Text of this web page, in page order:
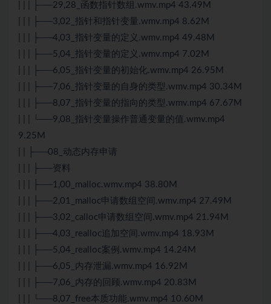
| | | ├──29,28_函数指针数组.wmv.mp4 43.49M
| | | ├──3,02_指针和指针变量.wmv.mp4 8.62M
| | | ├──4,03_指针变量的定义.wmv.mp4 49.48M
| | | ├──5,04_指针变量的定义.wmv.mp4 7.02M
| | | ├──6,05_指针变量的初始化.wmv.mp4 26.95M
| | | ├──7,06_指针变量的自身的类型.wmv.mp4 30.34M
| | | ├──8,07_指针变量的指向的类型.wmv.mp4 67.67M
| | | └──9,08_指针变量操作普通变量的值.wmv.mp4
9.25M
| | ├──08_动态内存申请
| | | ├──资料
| | | ├──1,00_malloc.wmv.mp4 38.80M
| | | ├──2,01_malloc申请数组空间.wmv.mp4 27.49M
| | | ├──3,02_calloc申请数组空间.wmv.mp4 21.94M
| | | ├──4,03_realloc追加空间.wmv.mp4 18.93M
| | | ├──5,04_realloc案例.wmv.mp4 14.24M
| | | ├──6,05_内存泄漏.wmv.mp4 16.92M
| | | ├──7,06_内存的回顾.wmv.mp4 20.83M
| | | └──8,07_free本质功能.wmv.mp4 10.60M